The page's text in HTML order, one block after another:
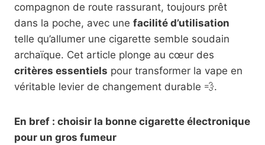
compagnon de route rassurant, toujours prêt
dans la poche, avec une facilité d’utilisation
telle qu’allumer une cigarette semble soudain
archaïque. Cet article plonge au cœur des
critères essentiels pour transformer la vape en
véritable levier de changement durable 💨.
En bref : choisir la bonne cigarette électronique
pour un gros fumeur